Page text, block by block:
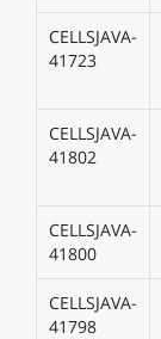
CELLSJAVA-
41723
CELLSJAVA-
41802
CELLSJAVA-
41800
CELLSJAVA-
41798